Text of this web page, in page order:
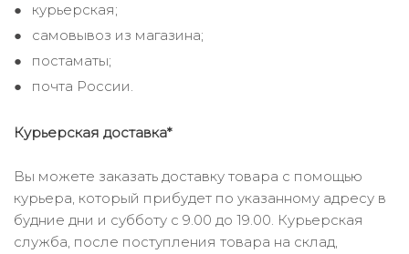
курьерская;
самовывоз из магазина;
постаматы;
почта России.
Курьерская доставка*
Вы можете заказать доставку товара с помощью
курьера, который прибудет по указанному адресу в
будние дни и субботу с 9.00 до 19.00. Курьерская
служба, после поступления товара на склад,